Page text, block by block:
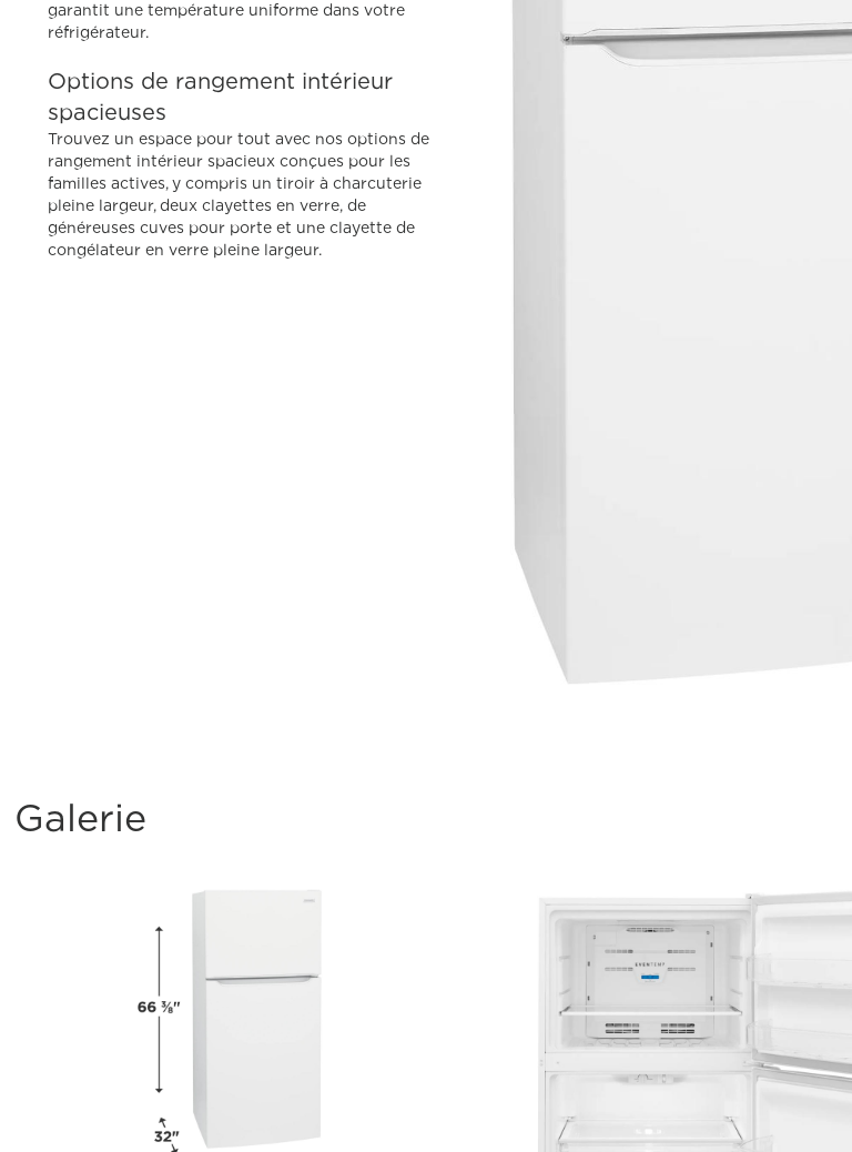
garantit une température uniforme dans votre
réfrigérateur.
Options de rangement intérieur
spacieuses
Trouvez un espace pour tout avec nos options de
rangement intérieur spacieux conçues pour les
familles actives, y compris un tiroir à charcuterie
pleine largeur, deux clayettes en verre, de
généreuses cuves pour porte et une clayette de
congélateur en verre pleine largeur.
Galerie